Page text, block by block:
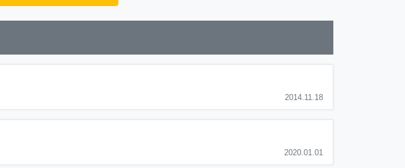
2014.11.18
2020.01.01